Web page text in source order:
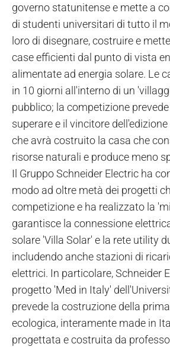
governo statunitense e mette a
di studenti universitari di tutto il
loro di disegnare, costruire e
case efficienti dal punto di vista
alimentate ad energia solare. Le
in 10 giorni all'interno di un
pubblico; la competizione
superare e il vincitore
che avrà costruito la casa che
risorse naturali e produce meno
Il Gruppo Schneider Electric ha
modo ad oltre metà dei progetti
competizione e ha realizzato la
garantisce la connessione
solare 'Villa Solar' e la rete utility
includendo anche stazioni di
elettrici. In particolare, Schneider
progetto 'Med in Italy'
prevede la costruzione della
ecologica, interamente made in
progettata e costruita da